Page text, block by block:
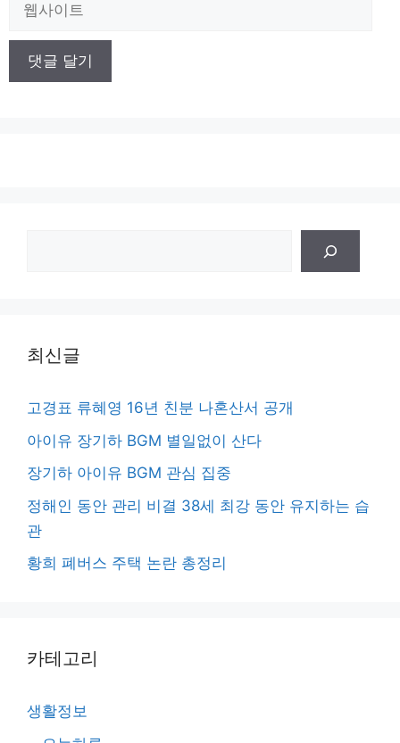
최신글
고경표 류혜영 16년 친분 나혼산서 공개
아이유 장기하 BGM 별일없이 산다
장기하 아이유 BGM 관심 집중
정해인 동안 관리 비결 38세 최강 동안 유지하는 습
관
황희 폐버스 주택 논란 총정리
카테고리
생활정보